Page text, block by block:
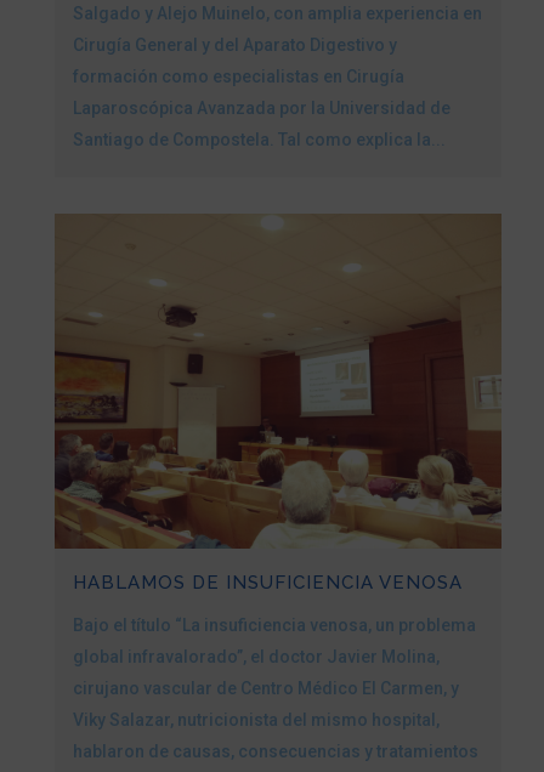
Salgado y Alejo Muinelo, con amplia experiencia en
Cirugía General y del Aparato Digestivo y
formación como especialistas en Cirugía
Laparoscópica Avanzada por la Universidad de
Santiago de Compostela. Tal como explica la...
HABLAMOS DE INSUFICIENCIA VENOSA
Bajo el título “La insuficiencia venosa, un problema
global infravalorado”, el doctor Javier Molina,
cirujano vascular de Centro Médico El Carmen, y
Viky Salazar, nutricionista del mismo hospital,
hablaron de causas, consecuencias y tratamientos